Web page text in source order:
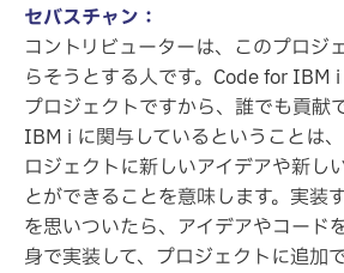
セバスチャン：
コントリビューターは、このプロジ
らそうとする人です。Code for IBM
プロジェクトですから、誰でも貢献
IBM i に関与しているということは
ロジェクトに新しいアイデアや新し
とができることを意味します。実装
を思いついたら、アイデアやコード
身で実装して、プロジェクトに追加で